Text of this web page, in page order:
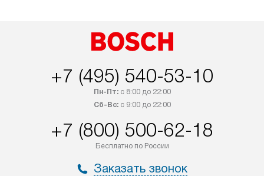
+7 (495) 540-53-10
Пн-Пт:с 8:00 до 22:00
Сб-Вс:с 9:00 до 22:00
+7 (800) 500-62-18
Бесплатно по России
Заказать звонок